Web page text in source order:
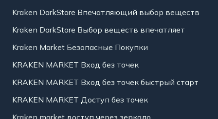
Kraken DarkStore Впечатляющий выбор веществ
Kraken DarkStore Выбор веществ впечатляет
Kraken Market Безопасные Покупки
KRAKEN MARKET Вход без точек
KRAKEN MARKET Вход без точек быстрый старт
KRAKEN MARKET Доступ без точек
Kraken market доступ через зеркало